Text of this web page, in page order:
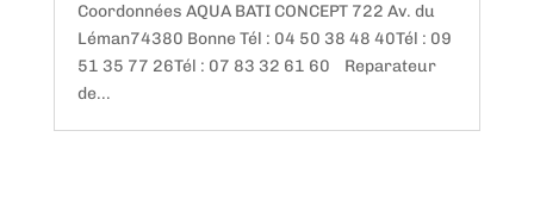
Coordonnées AQUA BATI CONCEPT 722 Av. du
Léman74380 Bonne Tél : 04 50 38 48 40Tél : 09
51 35 77 26Tél : 07 83 32 61 60 Reparateur
de...